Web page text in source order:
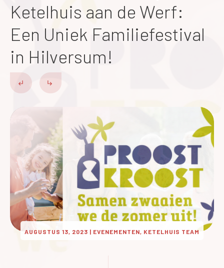
Ketelhuis aan de Werf:
Een Uniek Familiefestival
in Hilversum!
AUGUSTUS 13, 2023 | EVENEMENTEN, KETELHUIS TEAM